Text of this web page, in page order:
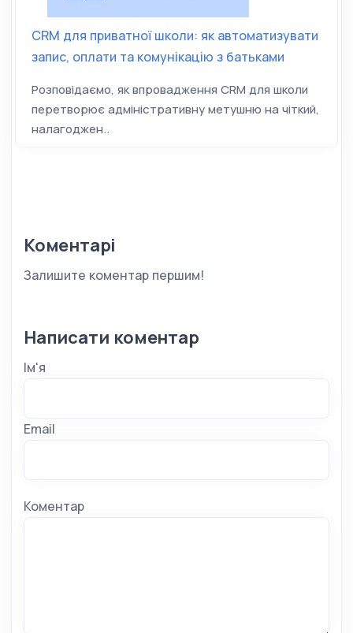
CRM для приватної школи: як автоматизувати
запис, оплати та комунікацію з батьками
Розповідаємо, як впровадження CRM для школи
перетворює адміністративну метушню на чіткий,
налагоджен..
Коментарі
Залишите коментар першим!
Написати коментар
Ім'я
Email
Коментар